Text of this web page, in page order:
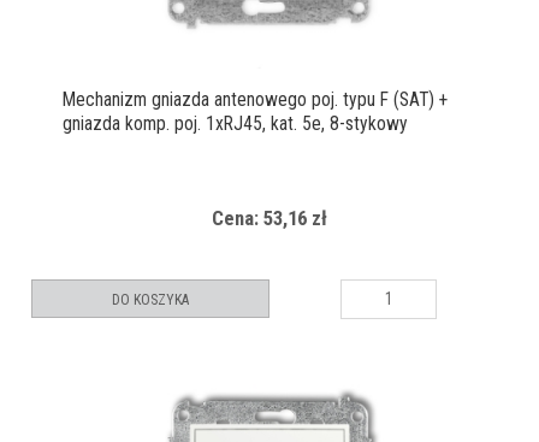
Mechanizm gniazda antenowego poj. typu F (SAT) +
gniazda komp. poj. 1xRJ45, kat. 5e, 8-stykowy
Cena: 53,16 zł
DO KOSZYKA